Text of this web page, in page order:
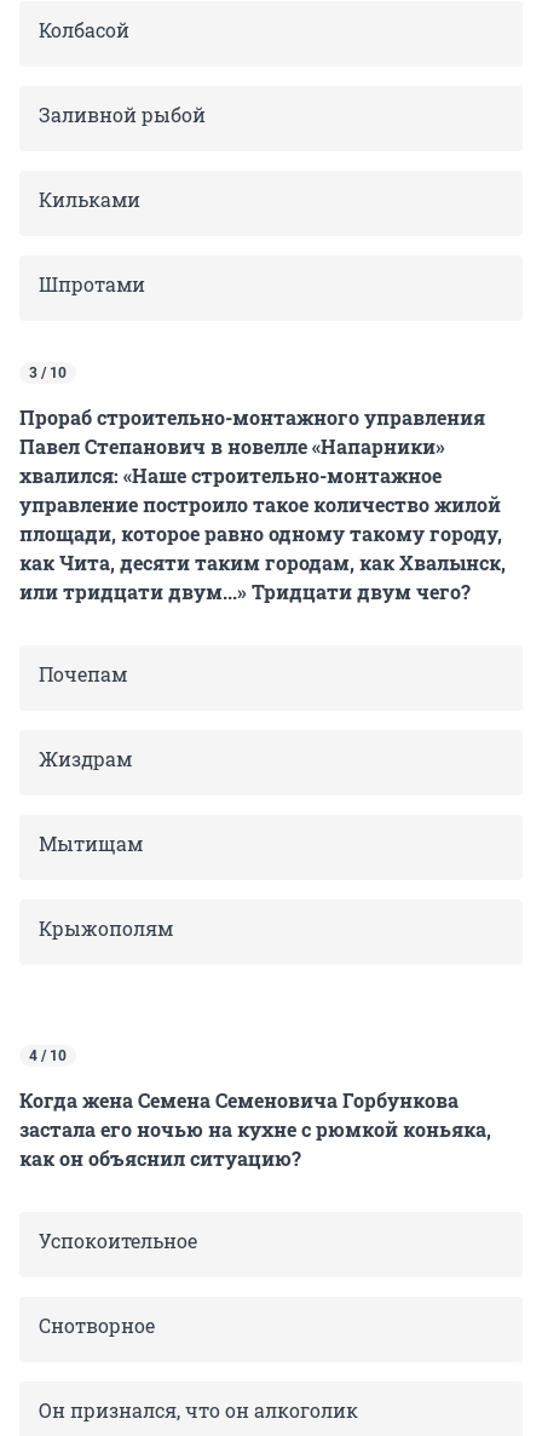
Колбасой
Заливной рыбой
Кильками
Шпротами
3 / 10
Прораб строительно-монтажного управления
Павел Степанович в новелле «Напарники»
хвалился: «Наше строительно-монтажное
управление построило такое количество жилой
площади, которое равно одному такому городу,
как Чита, десяти таким городам, как Хвалынск,
или тридцати двум...» Тридцати двум чего?
Почепам
Жиздрам
Мытищам
Крыжополям
4 / 10
Когда жена Семена Семеновича Горбункова
застала его ночью на кухне с рюмкой коньяка,
как он объяснил ситуацию?
Успокоительное
Снотворное
Он признался, что он алкоголик